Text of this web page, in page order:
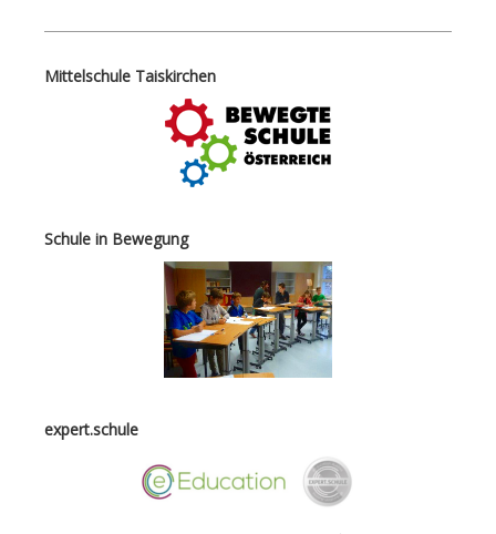
Mittelschule Taiskirchen
Schule in Bewegung
expert.schule